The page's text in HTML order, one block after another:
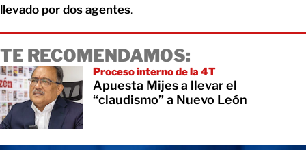
llevado por dos agentes.
TE RECOMENDAMOS:
Proceso interno de la 4T
Apuesta Mijes a llevar el
“claudismo” a Nuevo León